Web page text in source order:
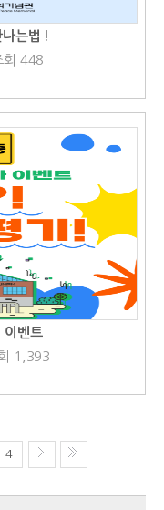
나는법 !
448
이벤트
1,393
4